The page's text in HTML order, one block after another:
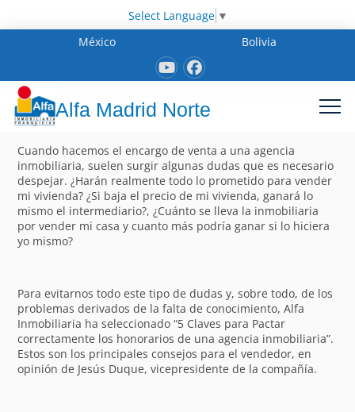
Select Language ▼
México
Bolivia
Alfa Madrid Norte
Cuando hacemos el encargo de venta a una agencia
inmobiliaria, suelen surgir algunas dudas que es necesario
despejar. ¿Harán realmente todo lo prometido para vender
mi vivienda? ¿Si baja el precio de mi vivienda, ganará lo
mismo el intermediario?, ¿Cuánto se lleva la inmobiliaria
por vender mi casa y cuanto más podría ganar si lo hiciera
yo mismo?
Para evitarnos todo este tipo de dudas y, sobre todo, de los
problemas derivados de la falta de conocimiento, Alfa
Inmobiliaria ha seleccionado “5 Claves para Pactar
correctamente los honorarios de una agencia inmobiliaria”.
Estos son los principales consejos para el vendedor, en
opinión de Jesús Duque, vicepresidente de la compañía.